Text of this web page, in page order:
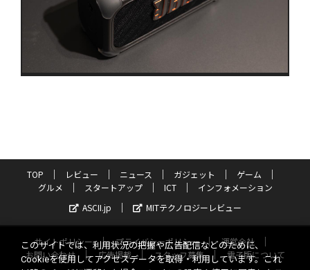
TOP レビュー ニュース ガジェット
ゲーム
グルメ
スタートアップ ICT
インフォメーション
ASCII.jp
MITテクノロジーレビュー
サイトポリシー プライバシーポリシー
運営会社
お問い合わせ
広告掲載 スタッフ募集
電子版について
このサイトでは、利用状況の把握や広告配信などのために、
Cookieを使用してアクセスデータを取得・利用しています。これ